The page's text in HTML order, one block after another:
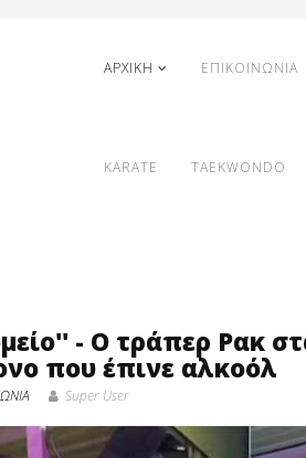
ΑΡΧΙΚΗ ΕΠΙΚΟΙΝΩΝΙΑ
KARATE TAEKWONDO
- Ο τράπερ Ρακ
που έπινε αλκοόλ
Super User